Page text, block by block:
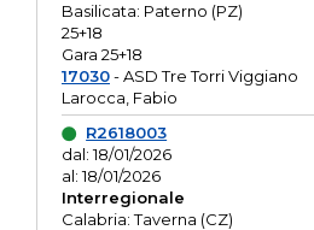
Basilicata: Paterno (PZ)
25+18
Gara 25+18
17030- ASD Tre Torri Viggiano
Larocca, Fabio
R2618003
dal: 18/01/2026
al: 18/01/2026
Interregionale
Calabria: Taverna (CZ)